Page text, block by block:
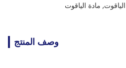
, مادة الياقوت
وصف المنتج